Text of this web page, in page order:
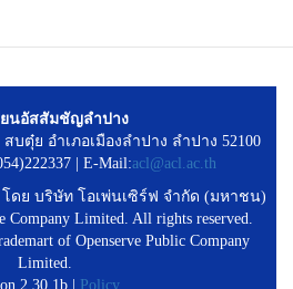
ยนอัสสัมชัญลำปาง
ตุ๋ย อำเภอเมืองลำปาง ลำปาง 52100
| E-Mail:acl@acl.ac.th
ดย บริษัท โอเพ่นเซิร์ฟ จำกัด (มหาชน)
Company Limited. All rights reserved.
of Openserve Public Company
Limited.
2.30.1b |
Policy